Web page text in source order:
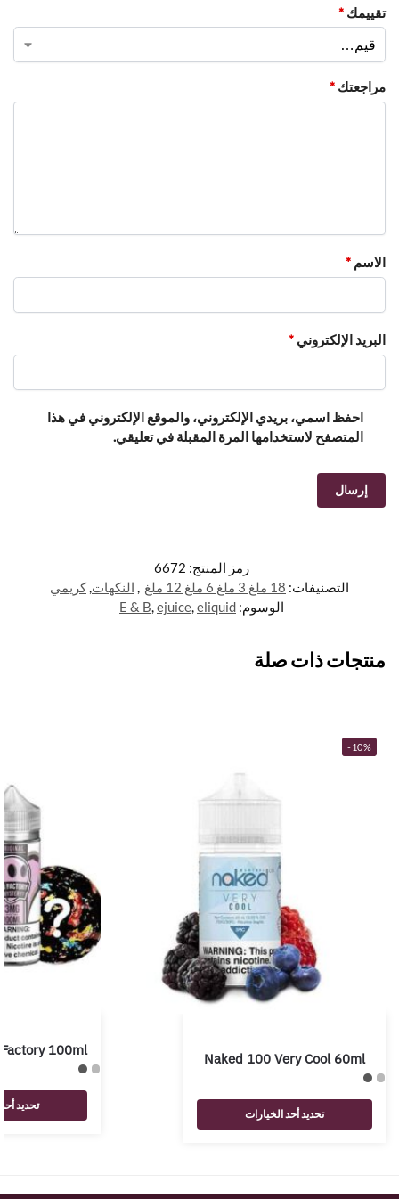
تقييمك *
مراجعتك *
الاسم *
البريد الإلكتروني *
احفظ اسمي، بريدي الإلكتروني، والموقع الإلكتروني في هذا
المتصفح لاستخدامها المرة المقبلة في تعليقي.
رمز المنتج: 6672
التصنيفات: 18 ملغ 3 ملغ 6 ملغ 12 ملغ , النكهات,كريمي
الوسوم:
E & B,ejuice,eliquid
منتجات ذات صلة
-10%
Naked 100 Very Cool 60ml
تحديد أحد الخيارات
100ml
تحديد